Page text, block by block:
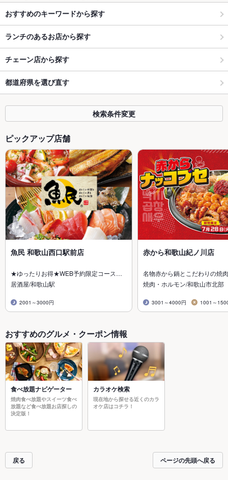
おすすめのキーワードから探す
ランチのあるお店から探す
チェーン店から探す
都道府県を選び直す
検索条件変更
ピックアップ店舗
魚民 和歌山西口駅前店
★ゆったりお得★WEB予約限定コース…
居酒屋/和歌山駅
2001～3000円
赤から和歌山紀ノ川店
名物赤から鍋とこだわりの焼
焼肉・ホルモン/和歌山市北部
3001～4000円 1001～
おすすめのグルメ・クーポン情報
食べ放題ナビゲーター
焼肉食べ放題やスイーツ食べ
放題など食べ放題お店探しの
決定版！
カラオケ検索
現在地から探せる近くのカラ
オケ店はコチラ！
戻る ページの先頭へ戻る